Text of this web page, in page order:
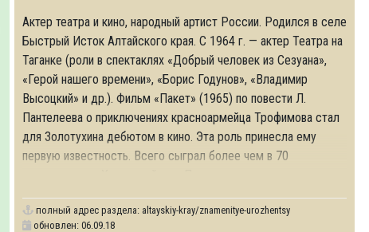
Актер театра и кино, народный артист России. Родился в селе
Быстрый Исток Алтайского края. С 1964 г. — актер Театра на
Таганке (роли в спектаклях «Добрый человек из Сезуана»,
«Герой нашего времени», «Борис Годунов», «Владимир
Высоцкий» и др.). Фильм «Пакет» (1965) по повести Л.
Пантелеева о приключениях красноармейца Трофимова стал
для Золотухина дебютом в кино. Эта роль принесла ему
первую известность. Всего сыграл более чем в 70
полный адрес раздела: altayskiy-kray/znamenitye-urozhentsy
обновлен: 06.09.18